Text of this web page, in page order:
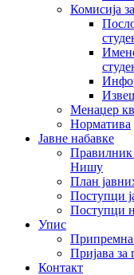
Комисија
Менаџер
Норматива
Јавне набавке
Правилник
Нишу
План
Поступци
Поступци
Упис
Припремна
Пријава за
Контакт